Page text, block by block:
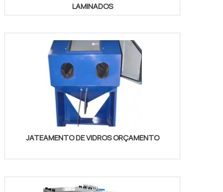
LAMINADOS
JATEAMENTO DE VIDROS ORÇAMENTO